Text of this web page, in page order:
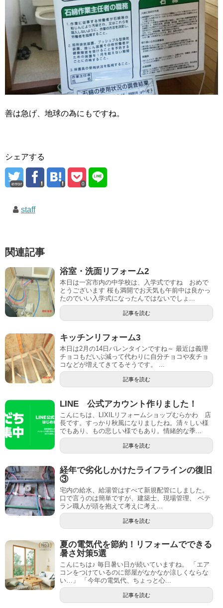
善は急げ、地球の為にもですね。
シェアする
error 0
staff
関連記事
浴室・洗面リフォーム2
本日は一宮市内の中学校は、入学式ですね おめで
とうございます 桜も満開でお天気も午前中は良かっ
たのでいい入学式になったんではないでしょ...
記事を読む
キッチンリフォーム3
本日は2月の14日バレンタインですね～ 最近は義理
チョコもだいぶ減って代わりに自分チョコや友チョ
コなどが増えてきてるそうです。 ...
記事を読む
LINE 公式アカウント作りました！
こんにちは、LIXILリフォームショップむらかわ 店
長です。すっかり秋風になりましたね。清々しい様
でもあり、もの悲しい様でもあり。情緒的な季...
記事を読む
経年で劣化しかけたライフラインの復旧
③
宅内の給水、給湯管はすべて新規配管にしました。
口で言うのは簡単ですが、建築士、現場管理、 ベテ
ラン職人が頭を抱えて考えに考え...
記事を読む
夏の電気代を節約！リフォームでできる
暑さ対策5選
こんにちは♪ 毎日暑い日が続いていますね。 「エア
コンをつけているのに部屋がなかなか涼しくならな
い…」 「今年の電気代、ちょっと心...
記事を読む